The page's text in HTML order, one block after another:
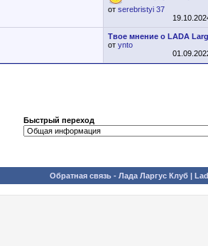
от serebristyi 37
Твое мнение о LADA
от ynto
Быстрый переход
Обратная связь - Лада Ларгус Клуб |